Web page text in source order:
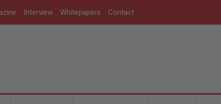
Interview Whitepapers Contact